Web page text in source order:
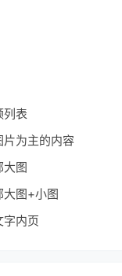
列表
为主的内容
图
大图+小图
字内页